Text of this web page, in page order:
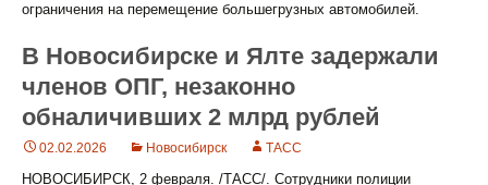
ограничения на перемещение большегрузных автомобилей.
В Новосибирске и Ялте задержали
членов ОПГ, незаконно
обналичивших 2 млрд рублей
02.02.2026 Новосибирск ТАСС
НОВОСИБИРСК, 2 февраля. /ТАСС/. Сотрудники полиции